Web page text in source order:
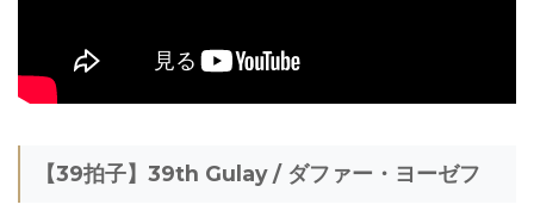
【39拍子】39th Gulay / ダファー・ヨーゼフ